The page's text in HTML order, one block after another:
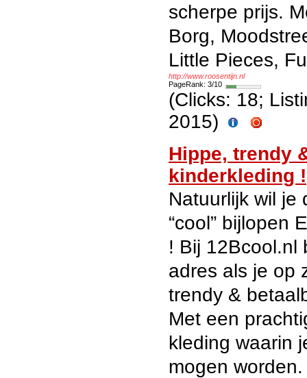
scherpe prijs.
Borg,
Little Pieces,
http://www.roosentijn.nl
PageRank: 3/10
(Clicks: 18;
2015)
Hippe, trendy
kinderkleding !
Natuurlijk wil je
“cool” bijlopen
! Bij 12Bcool.nl
adres als je op
trendy &
Met een
kleding waarin
mogen